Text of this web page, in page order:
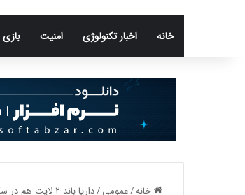
خانه اخبار تکنولوژی امنيت بازی
خانه/عمومی/داریا باند ۲ لایت هم در سکوت خبری عرضه شد؛ قیمت ۱۴ میلیون تومان